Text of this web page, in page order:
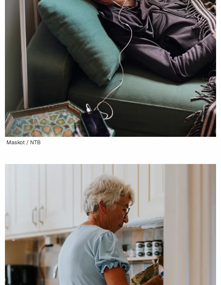
Maskot / NTB